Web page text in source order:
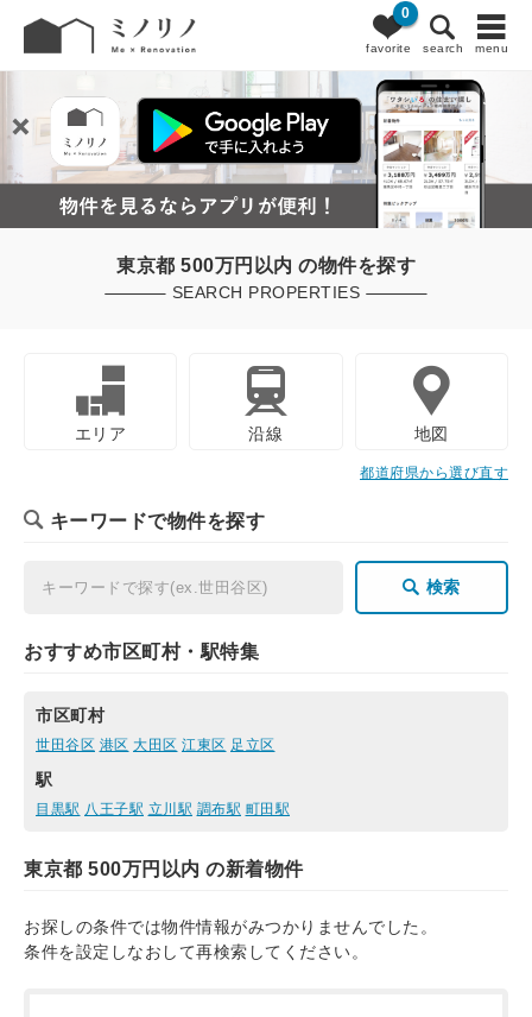
favorite
0
search menu
東京都 500万円以内 の物件を探す
SEARCH PROPERTIES
エリア 沿線 地図
都道府県から選び直す
キーワードで物件を探す
検索
おすすめ市区町村・駅特集
市区町村
世田谷区 港区 大田区 江東区 足立区
駅
目黒駅 八王子駅 立川駅 調布駅 町田駅
東京都 500万円以内 の新着物件
お探しの条件では物件情報がみつかりませんでした。
条件を設定しなおして再検索してください。